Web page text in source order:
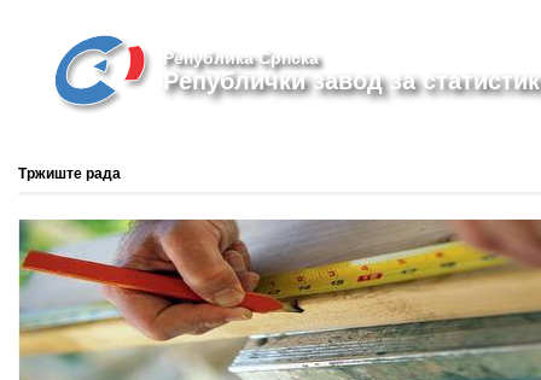
Република Српска
Републички завод за
Тржиште рада